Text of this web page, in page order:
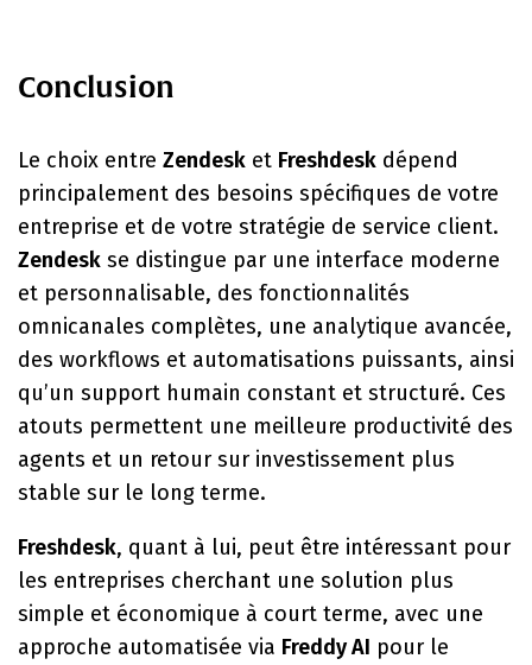
Conclusion
Le choix entre Zendesk et Freshdesk dépend
principalement des besoins spécifiques de votre
entreprise et de votre stratégie de service client.
Zendesk se distingue par une interface moderne
et personnalisable, des fonctionnalités
omnicanales complètes, une analytique avancée,
des workflows et automatisations puissants, ainsi
qu’un support humain constant et structuré. Ces
atouts permettent une meilleure productivité des
agents et un retour sur investissement plus
stable sur le long terme.
Freshdesk, quant à lui, peut être intéressant pour
les entreprises cherchant une solution plus
simple et économique à court terme, avec une
approche automatisée via Freddy AI pour le